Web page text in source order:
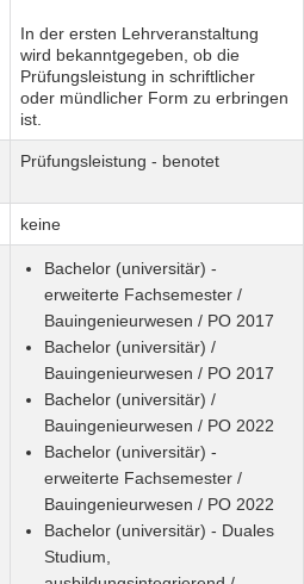
In der ersten Lehrveranstaltung
wird bekanntgegeben, ob die
Prüfungsleistung in schriftlicher
oder mündlicher Form zu erbringen
ist.
Prüfungsleistung - benotet
keine
Bachelor (universitär) -
erweiterte Fachsemester /
Bauingenieurwesen / PO 2017
Bachelor (universitär) /
Bauingenieurwesen / PO 2017
Bachelor (universitär) /
Bauingenieurwesen / PO 2022
Bachelor (universitär) -
erweiterte Fachsemester /
Bauingenieurwesen / PO 2022
Bachelor (universitär) - Duales
Studium,